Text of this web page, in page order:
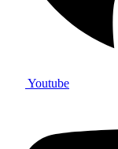
Youtube